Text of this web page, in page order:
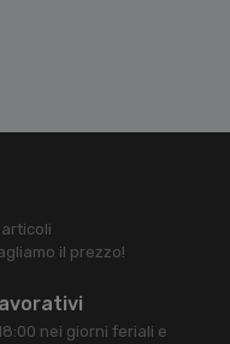
il prezzo!
nei giorni feriali e